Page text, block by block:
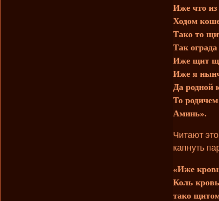
Иже что из
Ходом
Тако то
Так
Иже щит
Иже я
Да родной
То
Аминь».
Читают
капнуть
«Иже
Коль
тако